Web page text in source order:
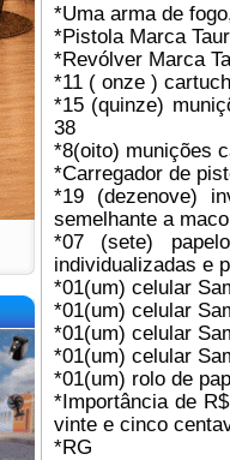
*Uma arma de
*Pistola Marca
*Revólver Marca
*11 ( onze )
*15 (quinze)
38
*8(oito) munições
*Carregador de
*19 (dezenove)
semelhante a
*07 (sete)
individualizadas e
*01(um) celular
*01(um) celular
*01(um) celular
*01(um) celular
*01(um) rolo de
*Importância de
vinte e cinco
*RG